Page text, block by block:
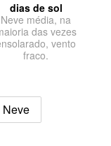
dias de sol
Neve média, na
das vezes
vento
fraco.